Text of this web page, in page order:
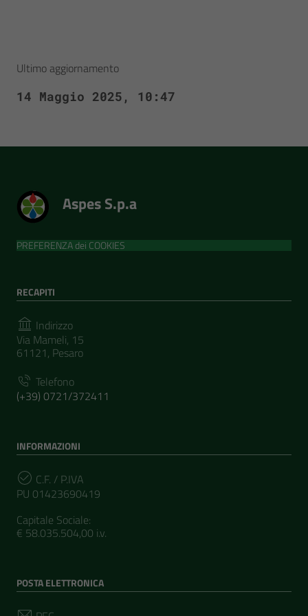
Ultimo aggiornamento
14 Maggio 2025, 10:47
Aspes S.p.a
PREFERENZA dei COOKIES
RECAPITI
Indirizzo
Via Mameli, 15
61121, Pesaro
Telefono
(+39) 0721/372411
INFORMAZIONI
C.F. / P.IVA
PU 01423690419
Capitale Sociale:
€ 58.035.504,00 i.v.
POSTA ELETTRONICA